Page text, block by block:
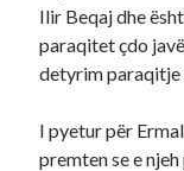
Ilir Beqaj dhe
paraqitet çdo
detyrim paraqitje
I pyetur për
premten se e